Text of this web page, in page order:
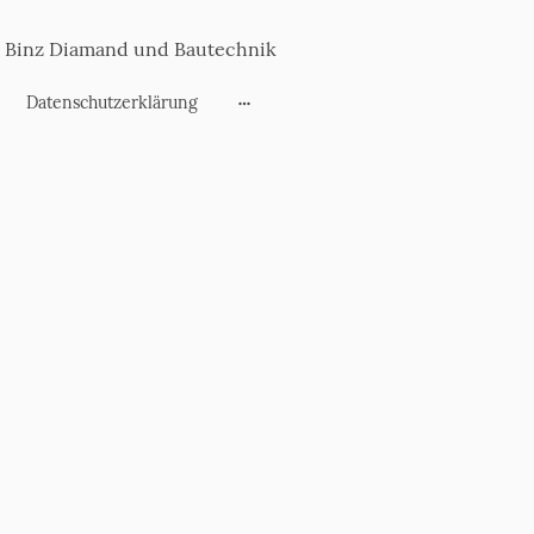
Binz Diamand und Bautechnik
Datenschutzerklärung